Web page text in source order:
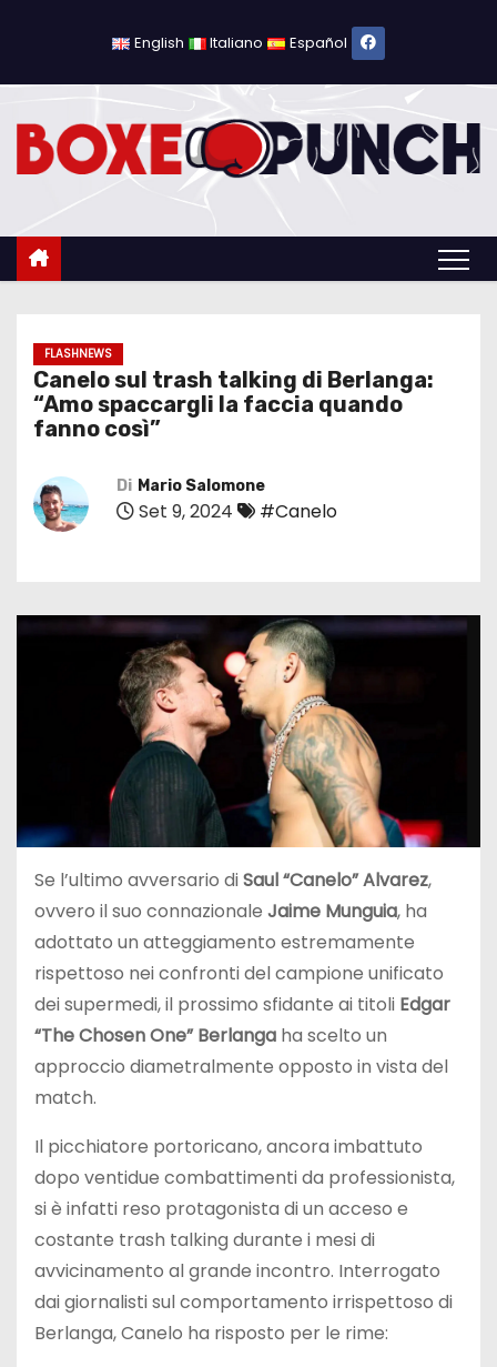
c
English Italiano Español
FLASHNEWS
Canelo sul trash talking di Berlanga:
“Amo spaccargli la faccia quando
fanno così”
Di Mario Salomone
Set 9, 2024 #Canelo
Se l’ultimo avversario diSaul “Canelo” Alvarez,
ovvero il suo connazionale Jaime Munguia, ha
adottato un atteggiamento estremamente
rispettoso nei confronti del campione unificato
dei supermedi, il prossimo sfidante ai titoli Edgar
“The Chosen One” Berlanga ha scelto un
approccio diametralmente opposto in vista del
match.
Il picchiatore portoricano, ancora imbattuto
dopo ventidue combattimenti da professionista,
si è infatti reso protagonista di un acceso e
costante trash talking durante i mesi di
avvicinamento al grande incontro. Interrogato
dai giornalisti sul comportamento irrispettoso di
Berlanga, Canelo ha risposto per le rime: